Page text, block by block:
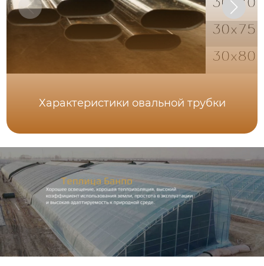
Характеристики овальной трубки